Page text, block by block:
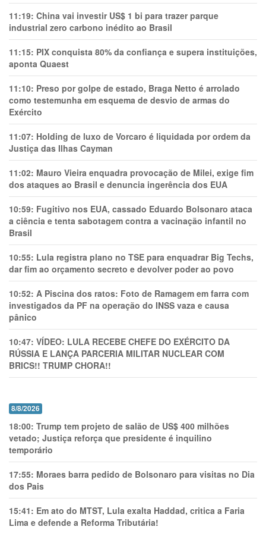
11:19: China vai investir US$ 1 bi para trazer parque
industrial zero carbono inédito ao Brasil
11:15: PIX conquista 80% da confiança e supera instituições,
aponta Quaest
11:10: Preso por golpe de estado, Braga Netto é arrolado
como testemunha em esquema de desvio de armas do
Exército
11:07: Holding de luxo de Vorcaro é liquidada por ordem da
Justiça das Ilhas Cayman
11:02: Mauro Vieira enquadra provocação de Milei, exige fim
dos ataques ao Brasil e denuncia ingerência dos EUA
10:59: Fugitivo nos EUA, cassado Eduardo Bolsonaro ataca
a ciência e tenta sabotagem contra a vacinação infantil no
Brasil
10:55: Lula registra plano no TSE para enquadrar Big Techs,
dar fim ao orçamento secreto e devolver poder ao povo
10:52: A Piscina dos ratos: Foto de Ramagem em farra com
investigados da PF na operação do INSS vaza e causa
pânico
10:47: VÍDEO: LULA RECEBE CHEFE DO EXÉRCITO DA
RÚSSIA E LANÇA PARCERIA MILITAR NUCLEAR COM
BRICS!! TRUMP CHORA!!
8/8/2026
18:00: Trump tem projeto de salão de US$ 400 milhões
vetado; Justiça reforça que presidente é inquilino
temporário
17:55: Moraes barra pedido de Bolsonaro para visitas no Dia
dos Pais
15:41: Em ato do MTST, Lula exalta Haddad, critica a Faria
Lima e defende a Reforma Tributária!